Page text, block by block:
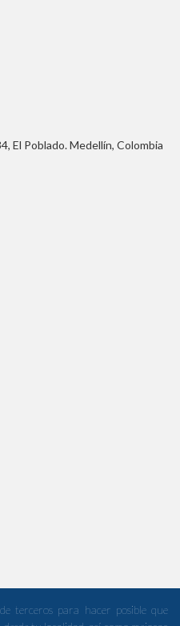
El Poblado. Medellín, Colombia
terceros para hacer posible que